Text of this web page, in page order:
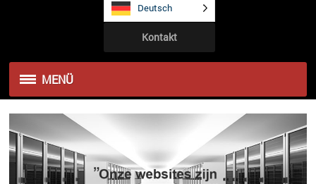
Deutsch
Kontakt
MENÜ